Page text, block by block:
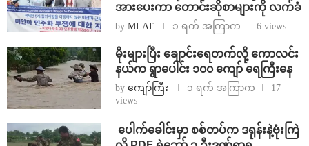
အားပေးကာ တောင်းဆိုစာများကို လက်ခံ
by MLAT ၁ ရက် အကြာက 6 views
⁨မိုးများပြီး ချောင်းရေတက်လို့ ကောလင်း
နယ်က ရွာပေါင်း ၁၀၀ ကျော် ရေကြီးနေ
by ကျော်ကြီး ၁ ရက် အကြာက
17
views
⁩ ⁨ပေါက်ခေါင်းမှာ စစ်တပ်က ဒရုန်းနဲ့ဗုံးကြဲ